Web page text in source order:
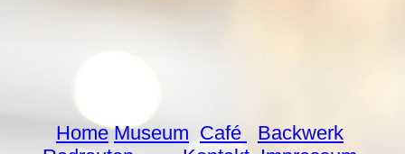
Home Museum Café
Backwerk